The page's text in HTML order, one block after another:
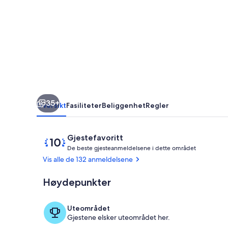
bad
Villa
35+
OversiktFasiliteterBeliggenhetRegler
Anmeldelser
Gjestefavoritt
10
av
10,
De beste gjesteanmeldelsene i dette området
Vis alle de 132 anmeldelsene
Høydepunkter
Uteområdet
Gjestene elsker uteområdet her.